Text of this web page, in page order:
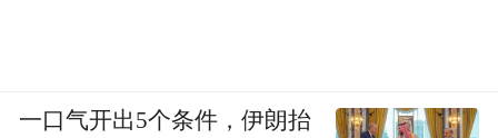
一口气开出5个条件，伊朗抬